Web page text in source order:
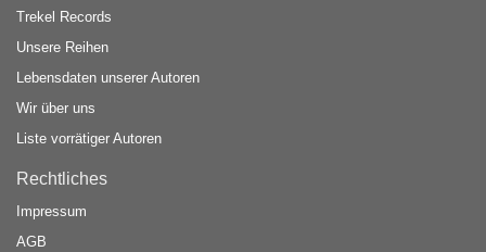
Trekel Records
Unsere Reihen
Lebensdaten unserer Autoren
Wir über uns
Liste vorrätiger Autoren
Rechtliches
Impressum
AGB